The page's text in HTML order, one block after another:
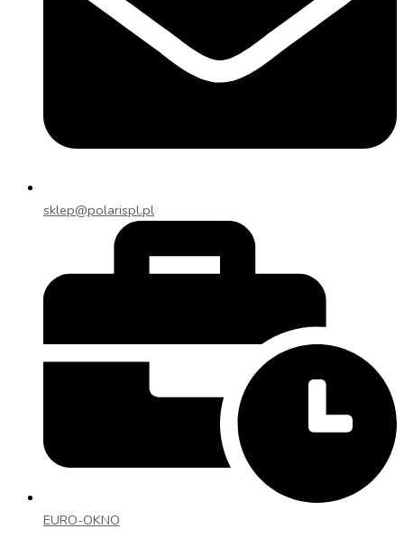
sklep@polarispl.pl
EURO-OKNO